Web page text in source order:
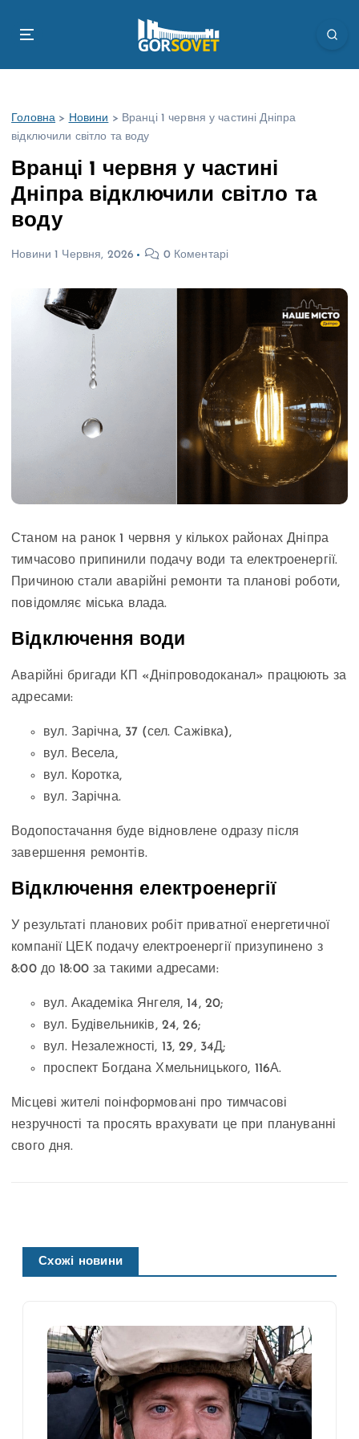
Головна > Новини > Вранці 1 червня у частині Дніпра
відключили світло та воду
Вранці 1 червня у частині
Дніпра відключили світло та
воду
Новини 1 Червня, 2026 0 Коментарі
Станом на ранок 1 червня у кількох районах Дніпра
тимчасово припинили подачу води та електроенергії.
Причиною стали аварійні ремонти та планові роботи,
повідомляє міська влада.
Відключення води
Аварійні бригади КП «Дніпроводоканал» працюють за
адресами:
вул. Зарічна, 37 (сел. Сажівка),
вул. Весела,
вул. Коротка,
вул. Зарічна.
Водопостачання буде відновлене одразу після
завершення ремонтів.
Відключення електроенергії
У результаті планових робіт приватної енергетичної
компанії ЦЕК подачу електроенергії призупинено з
8:00 до 18:00 за такими адресами:
вул. Академіка Янгеля, 14, 20;
вул. Будівельників, 24, 26;
вул. Незалежності, 13, 29, 34Д;
проспект Богдана Хмельницького, 116А.
Місцеві жителі поінформовані про тимчасові
незручності та просять врахувати це при плануванні
свого дня.
Схожі новини